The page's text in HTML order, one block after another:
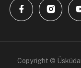
Copyright ©